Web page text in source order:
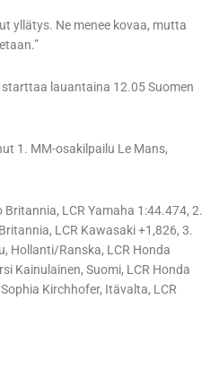
yllätys. Ne menee kovaa, mutta
lauantaina 12.05 Suomen
1. MM-osakilpailu Le Mans,
LCR Yamaha 1:44.474, 2.
LCR Kawasaki +1,826, 3.
Hollanti/Ranska, LCR Honda
Kainulainen, Suomi, LCR Honda
Kirchhofer, Itävalta, LCR